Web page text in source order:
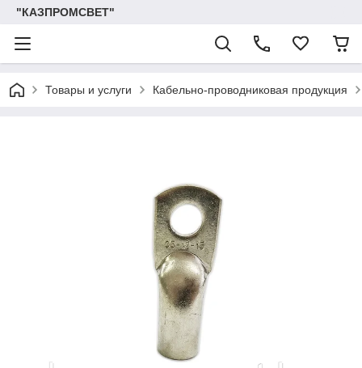
"КАЗПРОМСВЕТ"
Товары и услуги Кабельно-проводниковая продукция